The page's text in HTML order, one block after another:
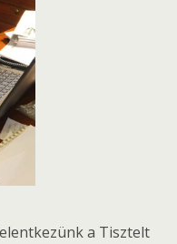
a Tisztelt